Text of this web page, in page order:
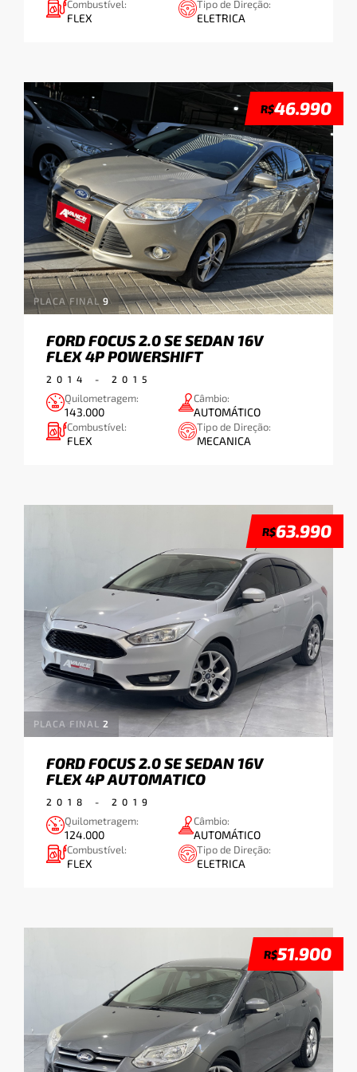
Faixa de Preço:
R$
APLICAR
Quilometragem:
Km - Km
APLICAR
Ano do Modelo:
APLICAR
Acessórios:
APLICAR
Tipo de Veículo:
ESPORTIVO HATCH
SEDAN
SUV UTILITARIO
Combustível:
FLEX
Tipo de Direção:
ELETRICA
PLACA FINAL 9
FORD FOCUS 2.0 SE SEDAN 16V
FLEX 4P POWERSHIFT
R$46.990
2014 - 2015
Quilometragem:
143.000
Câmbio:
AUTOMÁTICO
Combustível:
FLEX
Tipo de Direção:
MECANICA
PLACA FINAL 2
FORD FOCUS 2.0 SE SEDAN 16V
FLEX 4P AUTOMATICO
R$63.990
2018 - 2019
Quilometragem:
124.000
Câmbio:
AUTOMÁTICO
Combustível:
FLEX
Tipo de Direção:
ELETRICA
R$51.900